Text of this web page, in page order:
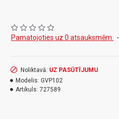
Pamatojoties uz 0 atsauksmēm. -
Noliktavā: UZ PASŪTĪJUMU
Modelis: GVP102
Artikuls: 727589